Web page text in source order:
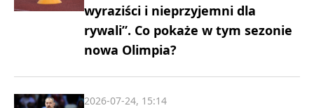
wyraziści i nieprzyjemni dla
rywali”. Co pokaże w tym sezonie
nowa Olimpia?
2026-07-24, 15:14